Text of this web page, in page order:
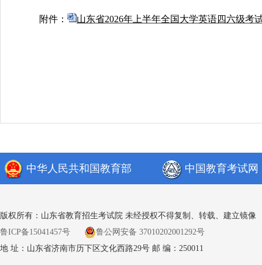
附件： 山东省2026年上半年全国大学英语四六级考
中华人民共和国教育部 中国教育考试网
版权所有：山东省教育招生考试院 未经授权不得复制、转载、建立镜像
鲁ICP备15041457号
鲁公网安备 37010202001292号
地 址：山东省济南市历下区文化西路29号 邮 编：250011